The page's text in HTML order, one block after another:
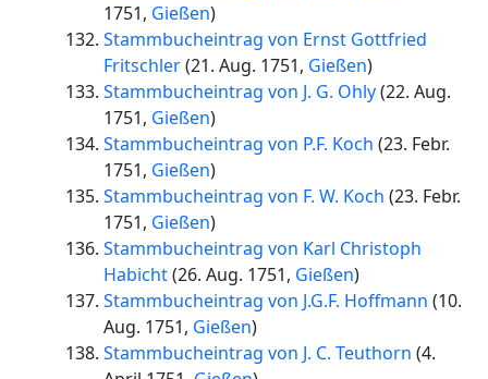
1751, Gießen)
Stammbucheintrag von Ernst Gottfried
Fritschler(21. Aug. 1751, Gießen)
Stammbucheintrag von J. G. Ohly(22. Aug.
1751, Gießen)
Stammbucheintrag von P.F. Koch (23. Febr.
1751, Gießen)
Stammbucheintrag von F. W. Koch (23. Febr.
1751, Gießen)
Stammbucheintrag von Karl Christoph
Habicht(26. Aug. 1751, Gießen)
Stammbucheintrag von J.G.F. Hoffmann (10.
Aug. 1751, Gießen)
Stammbucheintrag von J. C. Teuthorn (4.